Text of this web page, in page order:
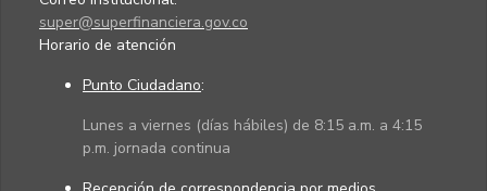
super@superfinanciera.gov.co
Horario de atención
Punto Ciudadano:
Lunes a viernes (días hábiles) de 8:15 a.m. a 4:15
p.m. jornada continua